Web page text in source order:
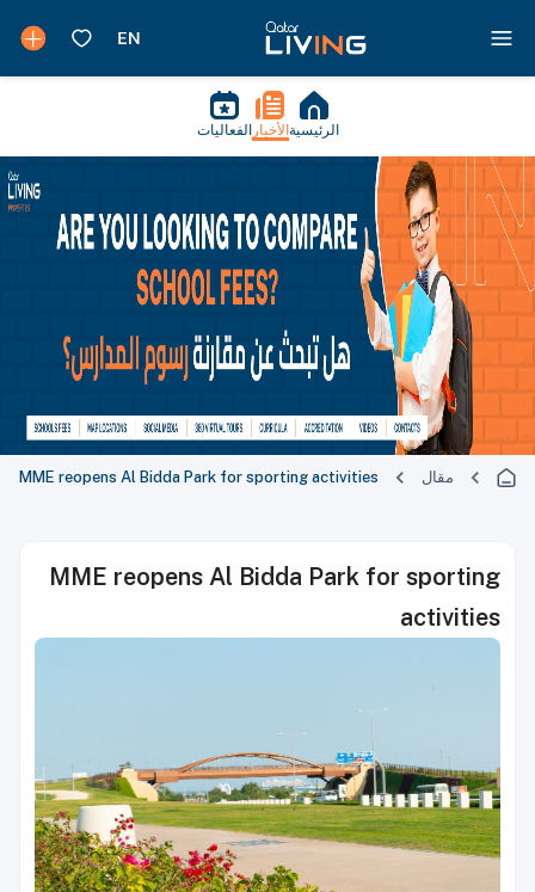
الرئيسية الأخبار الفعاليات
مقال MME reopens Al Bidda Park for sporting activities
MME reopens Al Bidda Park for sporting
activities